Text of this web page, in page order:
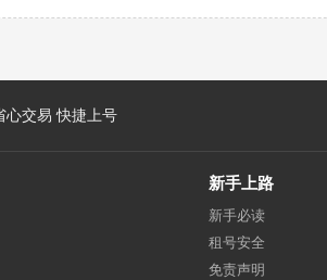
心交易 快捷上号
新手上路
新手必读
租号安全
免责声明